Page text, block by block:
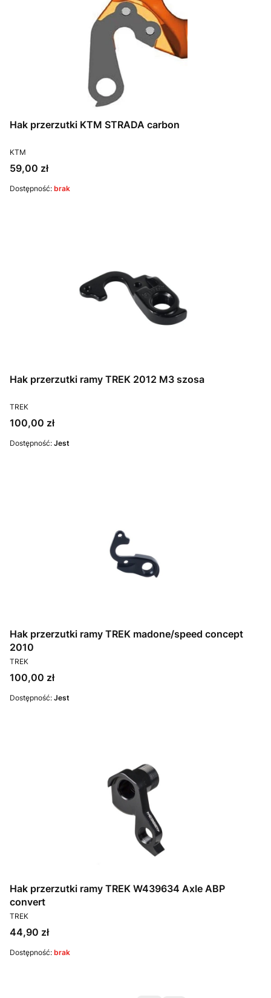
Hak przerzutki KTM STRADA carbon
PRODUCENT
KTM
Cena
59,00 zł
Dostępność: brak
Hak przerzutki ramy TREK 2012 M3 szosa
PRODUCENT
TREK
Cena
100,00 zł
Dostępność: Jest
Hak przerzutki ramy TREK madone/speed concept
2010
PRODUCENT
TREK
Cena
100,00 zł
Dostępność: Jest
Hak przerzutki ramy TREK W439634 Axle ABP
convert
PRODUCENT
TREK
Cena
44,90 zł
Dostępność: brak